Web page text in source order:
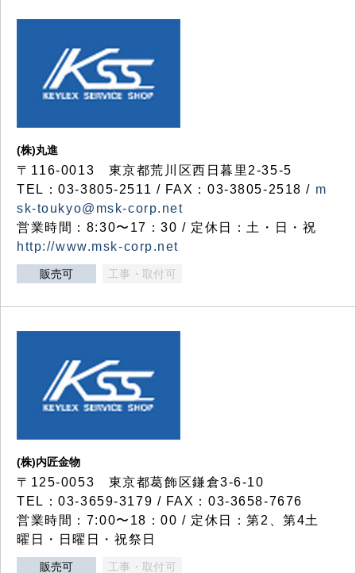
(株)丸進
〒116-0013 東京都荒川区西日暮里2-35-5
TEL：03-3805-2511 / FAX：03-3805-2518 / m
sk-toukyo@msk-corp.net
営業時間：8:30〜17：30 / 定休日：土・日・祝
http://www.msk-corp.net
販売可 工事・取付可
(株)内匠金物
〒125-0053 東京都葛飾区鎌倉3-6-10
TEL：03-3659-3179 / FAX：03-3658-7676
営業時間：7:00〜18：00 / 定休日：第2、第4土
曜日・日曜日・祝祭日
販売可 工事・取付可